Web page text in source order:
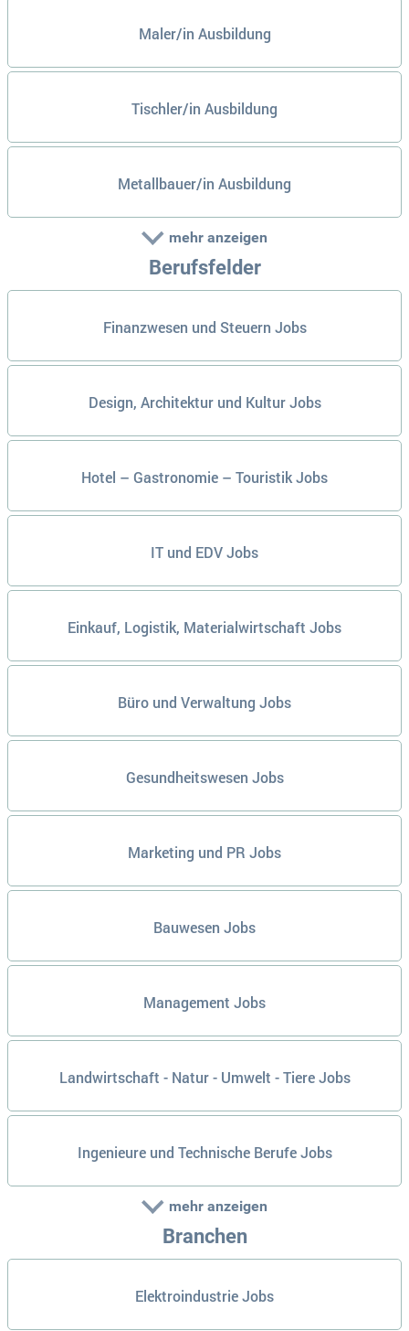
Maler/in Ausbildung
Tischler/in Ausbildung
Metallbauer/in Ausbildung
mehr anzeigen
Berufsfelder
Finanzwesen und Steuern Jobs
Design, Architektur und Kultur Jobs
Hotel – Gastronomie – Touristik Jobs
IT und EDV Jobs
Einkauf, Logistik, Materialwirtschaft Jobs
Büro und Verwaltung Jobs
Gesundheitswesen Jobs
Marketing und PR Jobs
Bauwesen Jobs
Management Jobs
Landwirtschaft - Natur - Umwelt - Tiere Jobs
Ingenieure und Technische Berufe Jobs
mehr anzeigen
Branchen
Elektroindustrie Jobs